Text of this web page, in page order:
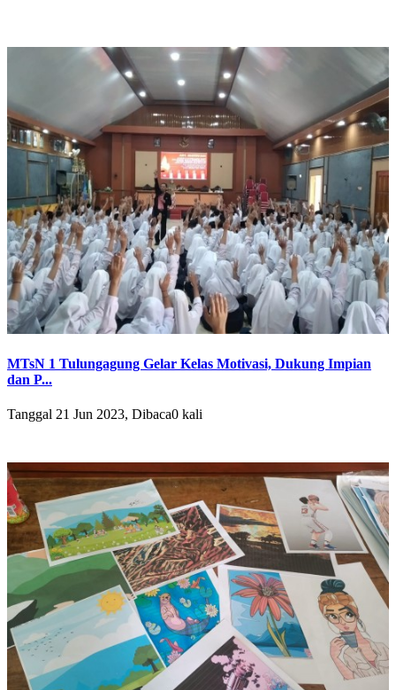
MTsN 1 Tulungagung Gelar Kelas Motivasi, Dukung Impian
dan P...
Tanggal 21 Jun 2023, Dibaca0 kali